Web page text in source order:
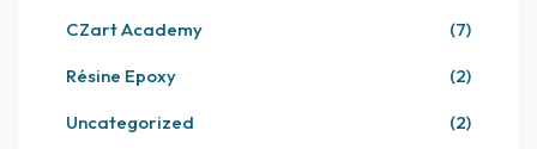
CZart Academy (7)
Résine Epoxy (2)
Uncategorized (2)